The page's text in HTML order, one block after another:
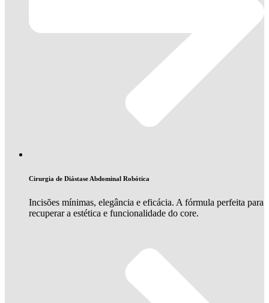
Cirurgia de Diástase Abdominal Robótica
Incisões mínimas, elegância e eficácia. A fórmula perfeita para
recuperar a estética e funcionalidade do core.